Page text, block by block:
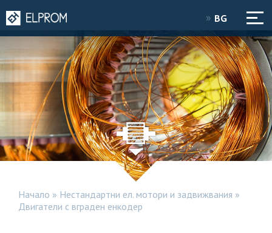
BG
Начало » Нестандартни ел. мотори и задвижвания »
Двигатели с вграден енкодер